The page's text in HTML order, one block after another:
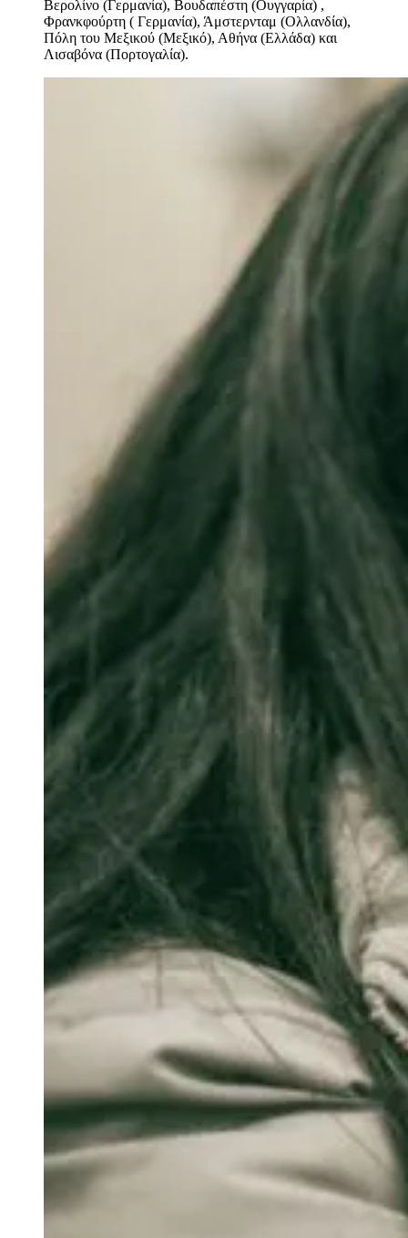
Βερολίνο (Γερμανία), Βουδαπέστη (Ουγγαρία) ,
Φρανκφούρτη ( Γερμανία), Άμστερνταμ (Ολλανδία),
Πόλη του Μεξικού (Μεξικό), Αθήνα (Ελλάδα) και
Λισαβόνα (Πορτογαλία).